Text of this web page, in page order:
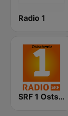
Radio 1
SRF 1 Ostschweiz